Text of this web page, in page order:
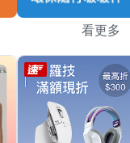
看更多